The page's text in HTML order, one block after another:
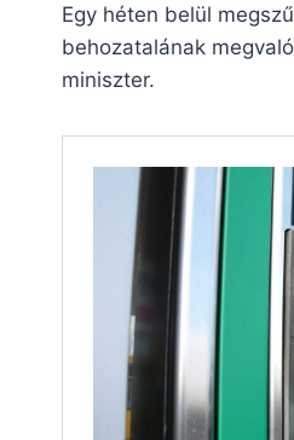
Egy héten belül
behozatalának
miniszter.